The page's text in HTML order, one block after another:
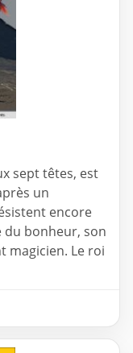
sept têtes, est
un
encore
du bonheur, son
magicien. Le roi